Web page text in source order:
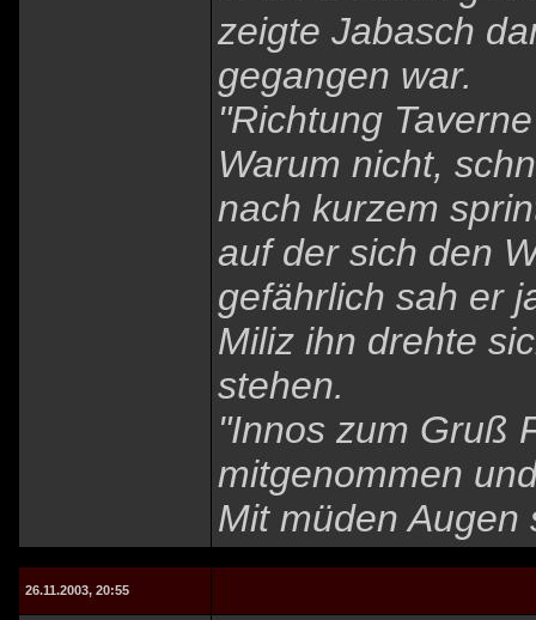
zeigte Jabasch
gegangen war.
"Richtung
Warum nicht,
nach kurzem
auf der sich den
gefährlich sah er
Miliz ihn drehte
stehen.
"Innos zum Gruß
mitgenommen
Mit müden Augen
26.11.2003, 20:55